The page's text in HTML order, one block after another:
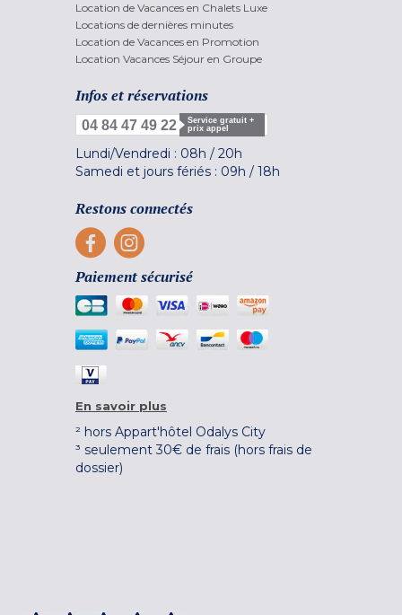
Location de Vacances en Chalets Luxe
Locations de dernières minutes
Location de Vacances en Promotion
Location Vacances Séjour en Groupe
Infos et réservations
04 84 47 49 22
Service gratuit +
prix appel
Lundi/Vendredi : 08h / 20h
Samedi et jours fériés : 09h / 18h
Restons connectés
Paiement sécurisé
En savoir plus
² hors Appart'hôtel Odalys City
³ seulement 30€ de frais (hors frais de
dossier)